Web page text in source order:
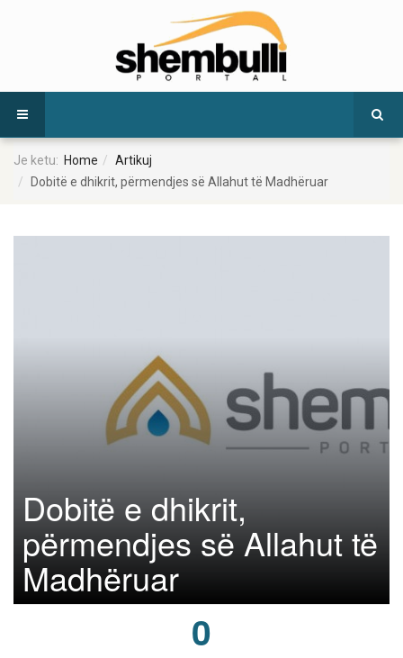
Je ketu: Home
Artikuj
Dobitë e dhikrit, përmendjes së Allahut të Madhëruar
Dobitë e dhikrit,
përmendjes së Allahut të
Madhëruar
0